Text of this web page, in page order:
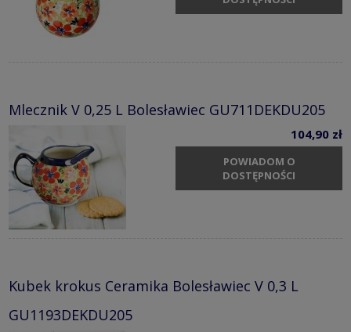
Mlecznik V 0,25 L Bolesławiec GU711DEKDU205
104,90 zł
POWIADOM O
DOSTĘPNOŚCI
Kubek krokus Ceramika Bolesławiec V 0,3 L
GU1193DEKDU205